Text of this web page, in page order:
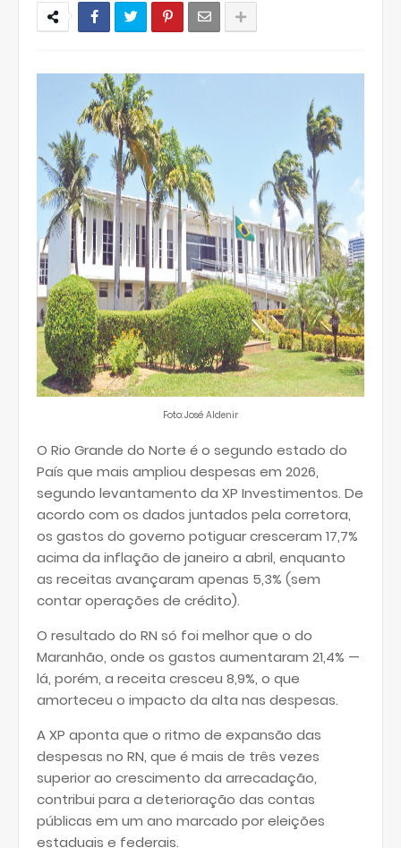
Foto: José Aldenir
O Rio Grande do Norte é o segundo estado do
País que mais ampliou despesas em 2026,
segundo levantamento da XP Investimentos. De
acordo com os dados juntados pela corretora,
os gastos do governo potiguar cresceram 17,7%
acima da inflação de janeiro a abril, enquanto
as receitas avançaram apenas 5,3% (sem
contar operações de crédito).
O resultado do RN só foi melhor que o do
Maranhão, onde os gastos aumentaram 21,4% —
lá, porém, a receita cresceu 8,9%, o que
amorteceu o impacto da alta nas despesas.
A XP aponta que o ritmo de expansão das
despesas no RN, que é mais de três vezes
superior ao crescimento da arrecadação,
contribui para a deterioração das contas
públicas em um ano marcado por eleições
estaduais e federais.